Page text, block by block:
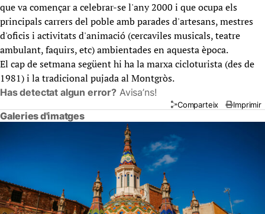
que va començar a celebrar-se l'any 2000 i que ocupa els
principals carrers del poble amb parades d'artesans, mestres
d'oficis i activitats d'animació (cercaviles musicals, teatre
ambulant, faquirs, etc) ambientades en aquesta època.
El cap de setmana següent hi ha la marxa cicloturista (des de
1981) i la tradicional pujada al Montgròs.
Has detectat algun error? Avisa’ns!
Comparteix Imprimir
Galeries d'imatges